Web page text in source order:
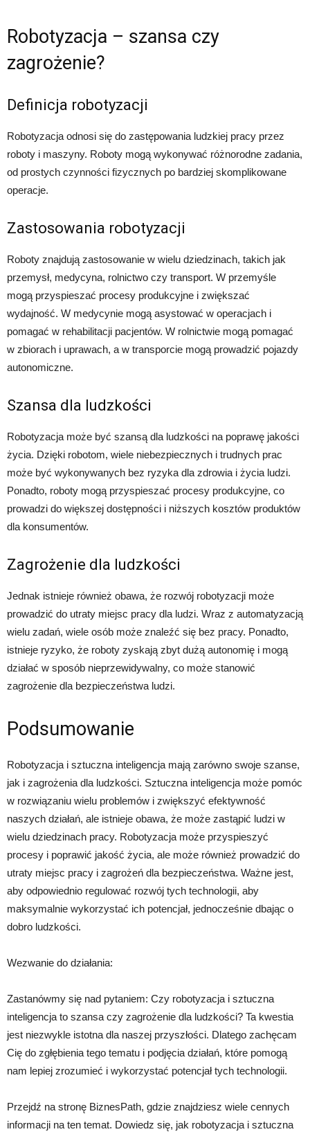
Robotyzacja – szansa czy
zagrożenie?
Definicja robotyzacji
Robotyzacja odnosi się do zastępowania ludzkiej pracy przez
roboty i maszyny. Roboty mogą wykonywać różnorodne zadania,
od prostych czynności fizycznych po bardziej skomplikowane
operacje.
Zastosowania robotyzacji
Roboty znajdują zastosowanie w wielu dziedzinach, takich jak
przemysł, medycyna, rolnictwo czy transport. W przemyśle
mogą przyspieszać procesy produkcyjne i zwiększać
wydajność. W medycynie mogą asystować w operacjach i
pomagać w rehabilitacji pacjentów. W rolnictwie mogą pomagać
w zbiorach i uprawach, a w transporcie mogą prowadzić pojazdy
autonomiczne.
Szansa dla ludzkości
Robotyzacja może być szansą dla ludzkości na poprawę jakości
życia. Dzięki robotom, wiele niebezpiecznych i trudnych prac
może być wykonywanych bez ryzyka dla zdrowia i życia ludzi.
Ponadto, roboty mogą przyspieszać procesy produkcyjne, co
prowadzi do większej dostępności i niższych kosztów produktów
dla konsumentów.
Zagrożenie dla ludzkości
Jednak istnieje również obawa, że rozwój robotyzacji może
prowadzić do utraty miejsc pracy dla ludzi. Wraz z automatyzacją
wielu zadań, wiele osób może znaleźć się bez pracy. Ponadto,
istnieje ryzyko, że roboty zyskają zbyt dużą autonomię i mogą
działać w sposób nieprzewidywalny, co może stanowić
zagrożenie dla bezpieczeństwa ludzi.
Podsumowanie
Robotyzacja i sztuczna inteligencja mają zarówno swoje szanse,
jak i zagrożenia dla ludzkości. Sztuczna inteligencja może pomóc
w rozwiązaniu wielu problemów i zwiększyć efektywność
naszych działań, ale istnieje obawa, że może zastąpić ludzi w
wielu dziedzinach pracy. Robotyzacja może przyspieszyć
procesy i poprawić jakość życia, ale może również prowadzić do
utraty miejsc pracy i zagrożeń dla bezpieczeństwa. Ważne jest,
aby odpowiednio regulować rozwój tych technologii, aby
maksymalnie wykorzystać ich potencjał, jednocześnie dbając o
dobro ludzkości.
Wezwanie do działania:
Zastanówmy się nad pytaniem: Czy robotyzacja i sztuczna
inteligencja to szansa czy zagrożenie dla ludzkości? Ta kwestia
jest niezwykle istotna dla naszej przyszłości. Dlatego zachęcam
Cię do zgłębienia tego tematu i podjęcia działań, które pomogą
nam lepiej zrozumieć i wykorzystać potencjał tych technologii.
Przejdź na stronę BiznesPath, gdzie znajdziesz wiele cennych
informacji na ten temat. Dowiedz się, jak robotyzacja i sztuczna